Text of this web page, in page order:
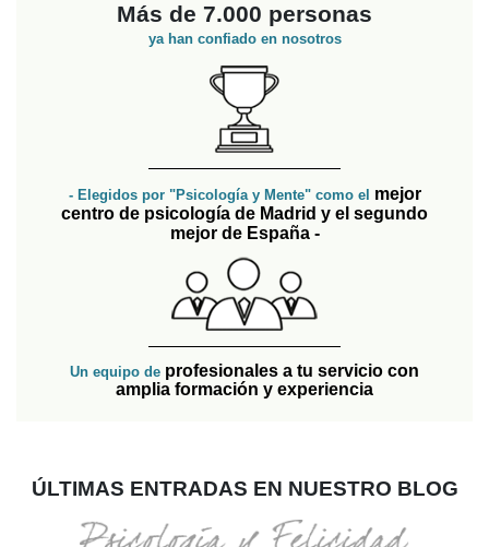
Más de 7.000 personas
ya han confiado en nosotros
- Elegidos por "Psicología y Mente" como el mejor
centro de psicología de Madrid y el segundo
mejor de España -
Un equipo de profesionales a tu servicio con
amplia formación y experiencia
ÚLTIMAS ENTRADAS EN NUESTRO BLOG